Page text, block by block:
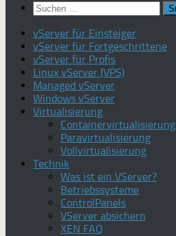
Suchen
nach:
vServer für Einsteiger
vServer für Fortgeschrittene
vServer für Profis
Linux vServer (VPS)
Managed vServer
Windows vServer
Virtualisierung
Containervirtualisierung
Paravirtualisierung
Vollvirtualisierung
Technik
Was ist ein VServer?
Betriebssysteme
ControlPanels
VServer absichern
XEN FAQ